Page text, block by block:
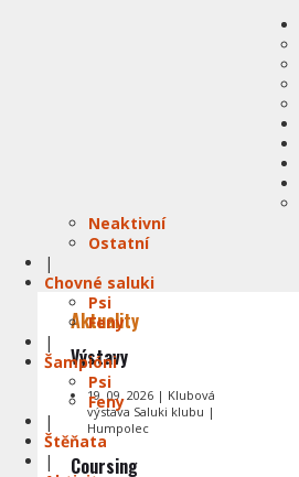
Neaktivní
Ostatní
|
Chovné saluki
Psi
Feny
|
Šampióni
Psi
Feny
|
Štěňata
|
Aktuality
Výstavy
19. 09. 2026 | Klubová
výstava Saluki klubu |
Humpolec
Coursing